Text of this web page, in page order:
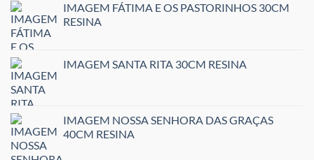
IMAGEM FÁTIMA E OS PASTORINHOS 30CM
RESINA
IMAGEM SANTA RITA 30CM RESINA
IMAGEM NOSSA SENHORA DAS GRAÇAS
40CM RESINA